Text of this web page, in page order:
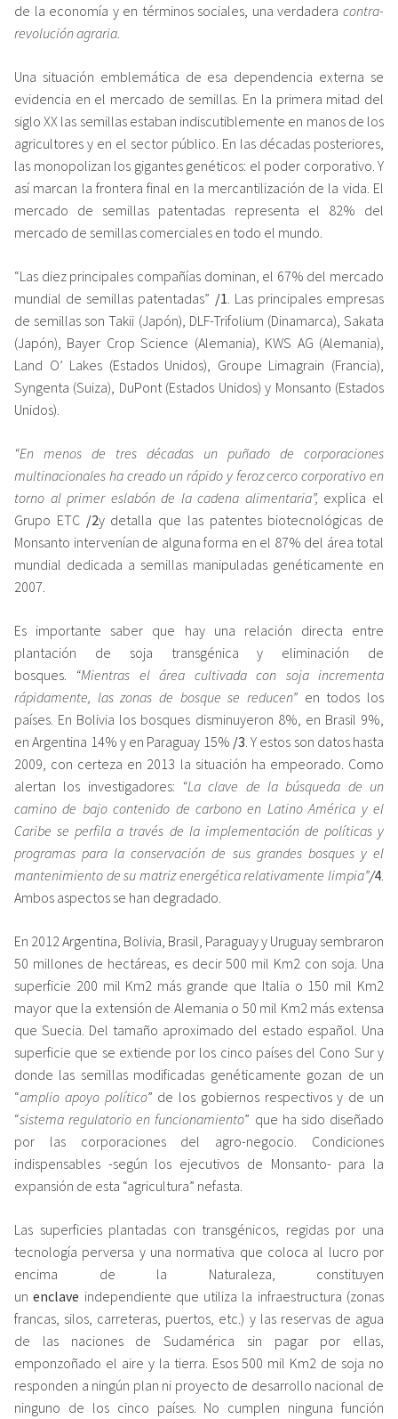
de la economía y en términos sociales, una verdadera contra-
revolución agraria
Una situación emblemática de esa dependencia externa se
evidencia en el mercado de semillas. En la primera mitad del
siglo XX las semillas estaban indiscutiblemente en manos de los
agricultores y en el sector público. En las décadas posteriores,
las monopolizan los gigantes genéticos: el poder corporativo. Y
así marcan la frontera final en la mercantilización de la vida. El
mercado de semillas patentadas representa el 82% del
mercado de semillas comerciales en todo el mundo.
“Las diez principales compañías dominan, el 67% del mercado
mundial de semillas patentadas” /1 . Las principales empresas
de semillas son Takii (Japón), DLF-Trifolium (Dinamarca), Sakata
(Japón), Bayer Crop Science (Alemania), KWS AG (Alemania),
Land O’ Lakes (Estados Unidos), Groupe Limagrain (Francia),
Syngenta (Suiza), DuPont (Estados Unidos) y Monsanto (Estados
Unidos).
“En menos de tres décadas un puñado de corporaciones
multinacionales ha creado un rápido y feroz cerco corporativo en
torno al primer eslabón de la cadena alimentaria”, explica el
Grupo ETC /2y detalla que las patentes biotecnológicas de
Monsanto intervenían de alguna forma en el 87% del área total
mundial dedicada a semillas manipuladas genéticamente en
2007.
Es importante saber que hay una relación directa entre
plantación de soja transgénica y eliminación de
bosques. “Mientras el área cultivada con soja incrementa
rápidamente, las zonas de bosque se reducen” en todos los
países. En Bolivia los bosques disminuyeron 8%, en Brasil 9%,
en Argentina 14% y en Paraguay 15% /3 . Y estos son datos hasta
2009, con certeza en 2013 la situación ha empeorado. Como
alertan los investigadores: “La clave de la búsqueda de un
camino de bajo contenido de carbono en Latino América y el
Caribe se perfila a través de la implementación de políticas y
programas para la conservación de sus grandes bosques y el
mantenimiento de su matriz energética relativamente limpia”/4
Ambos aspectos se han degradado.
En 2012 Argentina, Bolivia, Brasil, Paraguay y Uruguay sembraron
50 millones de hectáreas, es decir 500 mil Km2 con soja. Una
superficie 200 mil Km2 más grande que Italia o 150 mil Km2
mayor que la extensión de Alemania o 50 mil Km2 más extensa
que Suecia. Del tamaño aproximado del estado español. Una
superficie que se extiende por los cinco países del Cono Sur y
donde las semillas modificadas genéticamente gozan de un
“amplio apoyo político” de los gobiernos respectivos y de un
“sistema regulatorio en funcionamiento” que ha sido diseñado
por las corporaciones del agro-negocio. Condiciones
indispensables -según los ejecutivos de Monsanto- para la
expansión de esta “agricultura” nefasta.
Las superficies plantadas con transgénicos, regidas por una
tecnología perversa y una normativa que coloca al lucro por
encima de la Naturaleza, constituyen
unenclave independiente que utiliza la infraestructura (zonas
francas, silos, carreteras, puertos, etc.) y las reservas de agua
de las naciones de Sudamérica sin pagar por ellas,
emponzoñado el aire y la tierra. Esos 500 mil Km2 de soja no
responden a ningún plan ni proyecto de desarrollo nacional de
ninguno de los cinco países. No cumplen ninguna función